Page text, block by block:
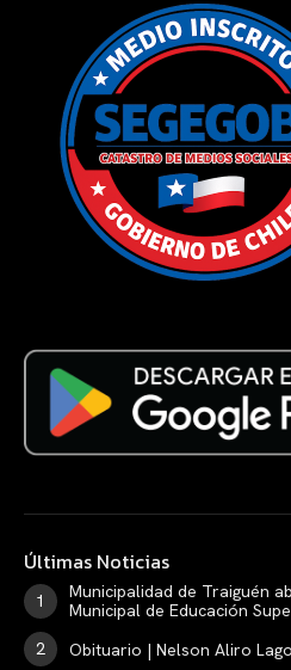
Últimas Noticias
Municipalidad de Traiguén
Municipal de Educación
Obituario | Nelson Aliro